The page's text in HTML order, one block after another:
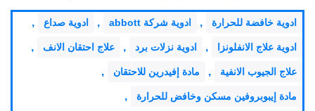
ادوية خافضة للحرارة , ادوية شركة abbott , ادوية صداع ,
ادوية علاج الانفلونزا , ادوية نزلات برد , علاج احتقان الانف ,
علاج الجيوب الانفية , مادة إفيدرين للاحتقان ,
مادة إيبوبروفين مسكن وخافض للحرارة ,